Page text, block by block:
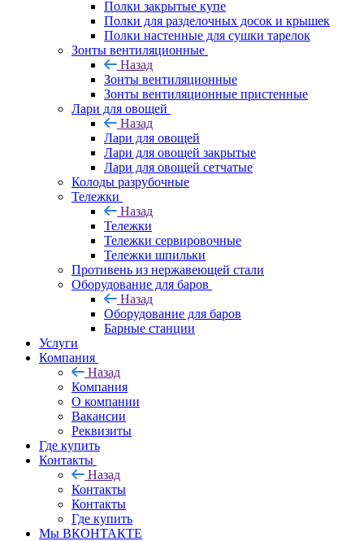
Полки закрытые купе
Полки для разделочных досок и крышек
Полки настенные для сушки тарелок
Зонты вентиляционные
Назад
Зонты вентиляционные
Зонты вентиляционные пристенные
Лари для овощей
Назад
Лари для овощей
Лари для овощей закрытые
Лари для овощей сетчатые
Колоды разрубочные
Тележки
Назад
Тележки
Тележки сервировочные
Тележки шпильки
Противень из нержавеющей стали
Оборудование для баров
Назад
Оборудование для баров
Барные станции
Услуги
Компания
Назад
Компания
О компании
Вакансии
Реквизиты
Где купить
Контакты
Назад
Контакты
Контакты
Где купить
Мы ВКОНТАКТЕ